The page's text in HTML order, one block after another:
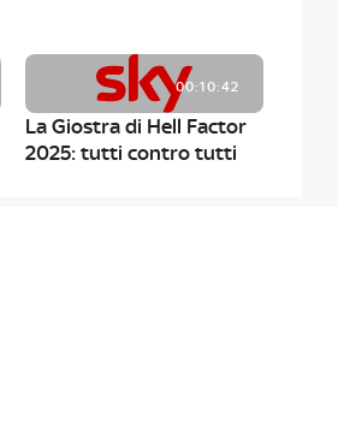
00:10:42
La Giostra di Hell Factor
2025: tutti contro tutti